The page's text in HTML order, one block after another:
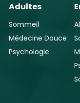
Adultes
Sommeil
Médecine Douce
Psychologie